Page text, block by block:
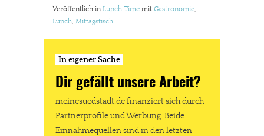
kannst Du uns mit einer kleinen Spende unterstützen.
JETZT SPENDEN Schon erledigt!
Veröffentlich in Lunch Time mit Gastronomie
Lunch Mittagstisch
In eigener Sache
Dir gefällt unsere Arbeit?
meinesuedstadt.de finanziert sich durch
Partnerprofile und Werbung. Beide
Einnahmequellen sind in den letzten